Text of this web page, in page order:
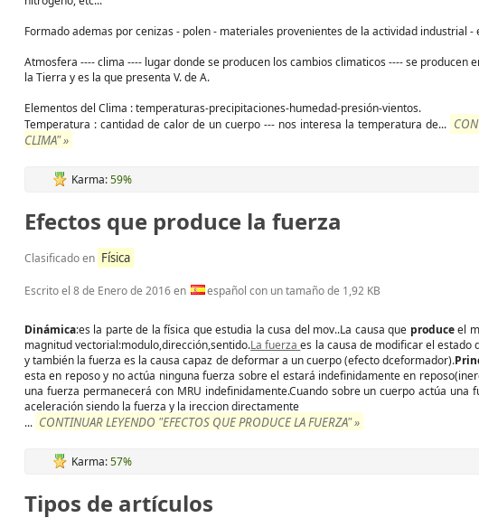
Formado ademas por cenizas - polen - materiales provenientes de la actividad industrial -
Atmosfera ---- clima ---- lugar donde se producen los cambios climaticos ---- se producen
la Tierra y es la que presenta V. de A.
Elementos del Clima : temperaturas-precipitaciones-humedad-presión-vientos.
Temperatura : cantidad de calor de un cuerpo --- nos interesa la temperatura de...
CLIMA" »
Karma:59%
Efectos que produce la fuerza
Clasificado en Física
Escrito el 8 de Enero de 2016en español con un tamaño de 1,92 KB
Dinámica:es la parte de la física que estudia la cusa del mov..La causa que produceel
magnitud vectorial:modulo,dirección,sentido.La fuerzaes la causa de modificar el estado
y también la fuerza es la causa capaz de deformar a un cuerpo (efecto dceformador).
esta en reposo y no actúa ninguna fuerza sobre el estará indefinidamente en
una fuerza permanecerá con MRU indefinidamente.Cuando sobre un cuerpo actúa
aceleración siendo la fuerza y la ireccion directamente
... CONTINUAR LEYENDO "EFECTOS QUE PRODUCE LA FUERZA" »
Karma:57%
Tipos de artículos